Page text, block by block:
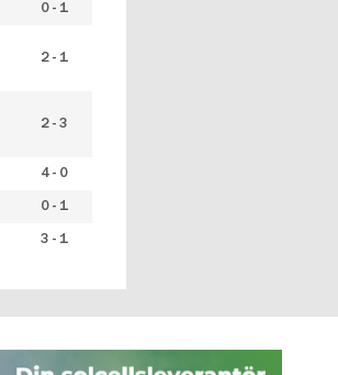
0 - 1
2 - 1
2 - 3
4 - 0
0 - 1
3 - 1